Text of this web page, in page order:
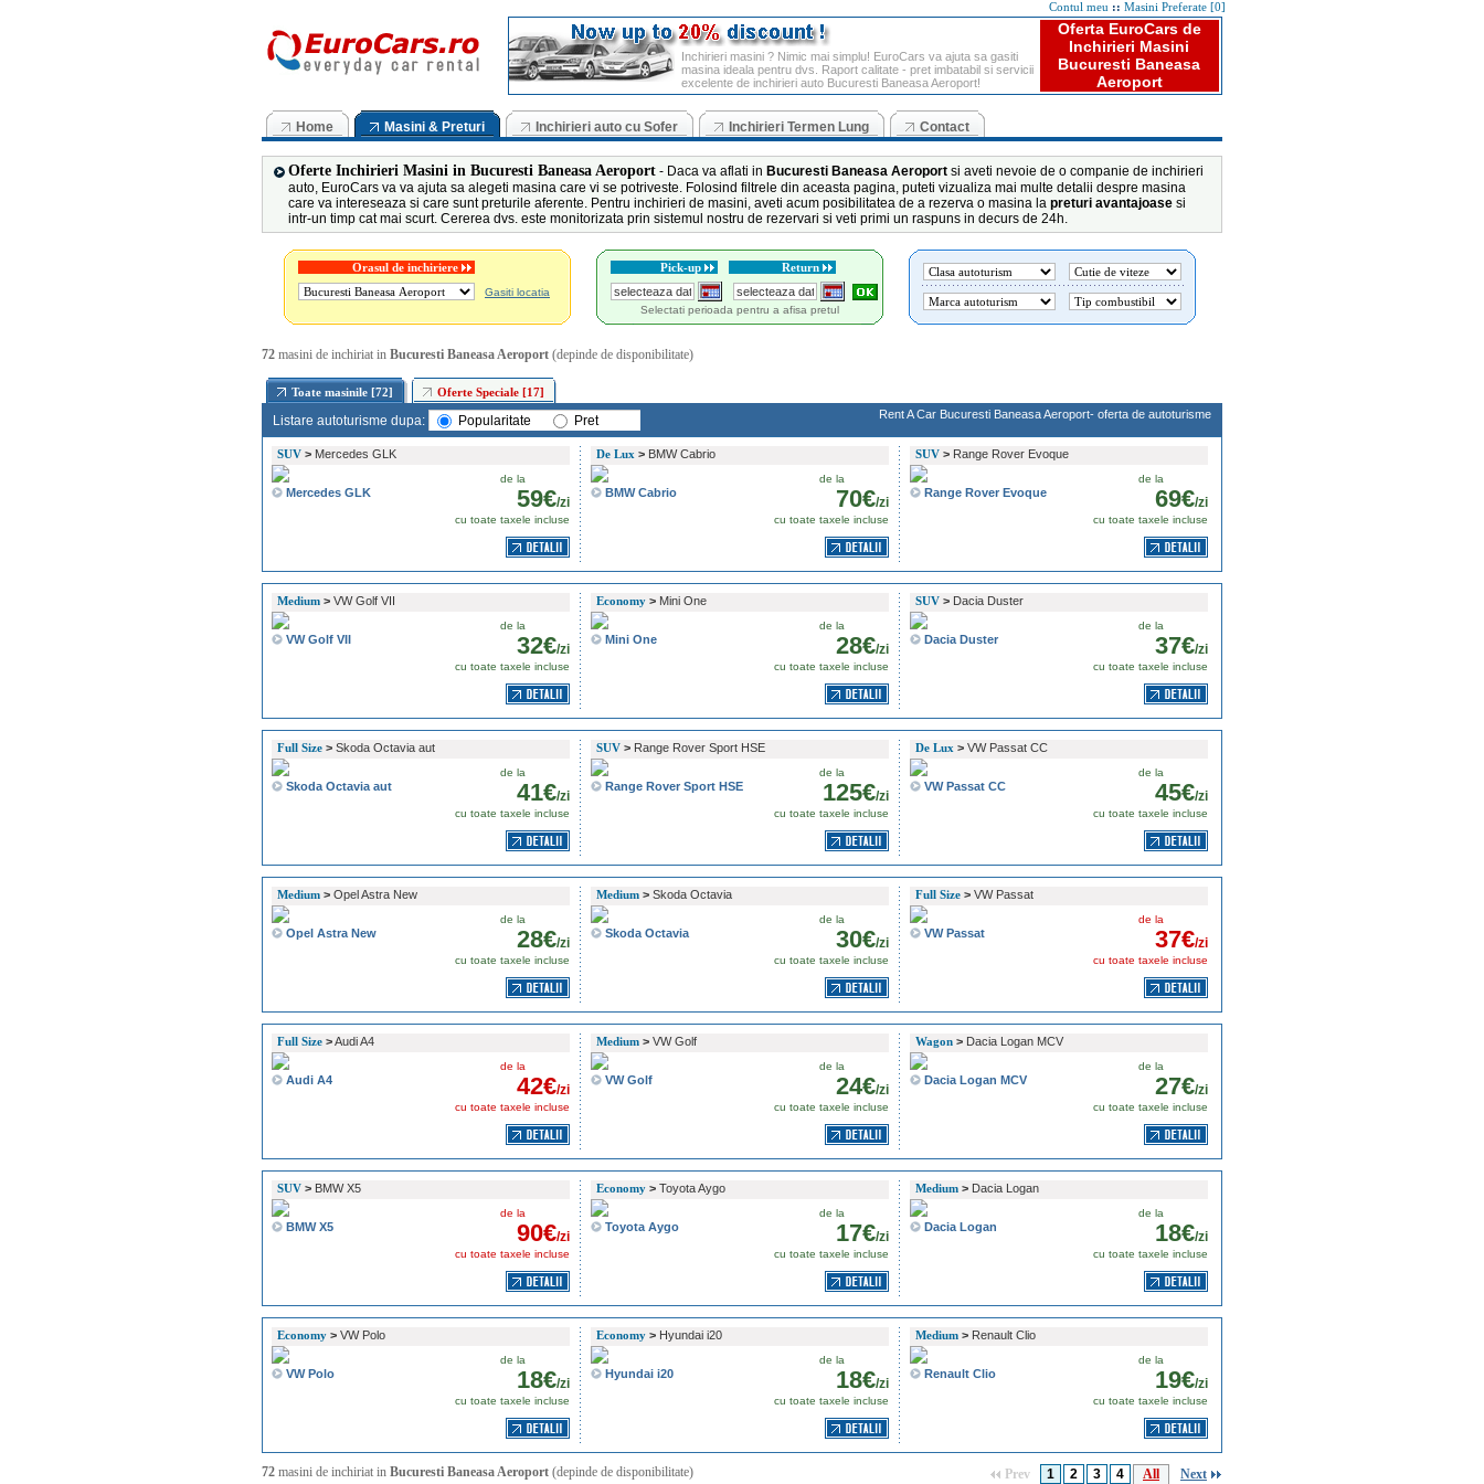
::
Oferta EuroCars de
Inchirieri Masini
Bucuresti Baneasa
Aeroport
Inchirieri masini ? Nimic mai simplu! EuroCars va ajuta sa gasiti
masina ideala pentru dvs. Raport calitate - pret imbatabil si servicii
excelente de inchirieri auto Bucuresti Baneasa Aeroport!
Home Masini & Preturi Inchirieri auto cu Sofer Inchirieri Termen Lung Contact
Oferte Inchirieri Masini in Bucuresti Baneasa Aeroport - Daca va aflati in Bucuresti Baneasa Aeroport si aveti nevoie de o companie de inchirieri
auto, EuroCars va va ajuta sa alegeti masina care vi se potriveste. Folosind filtrele din aceasta pagina, puteti vizualiza mai multe detalii despre masina
care va intereseaza si care sunt preturile aferente. Pentru inchirieri de masini, aveti acum posibilitatea de a rezerva o masina la preturi avantajoase si
intr-un timp cat mai scurt. Cererea dvs. este monitorizata prin sistemul nostru de rezervari si veti primi un raspuns in decurs de 24h.
Orasul de inchiriere
Gasiti locatia
Pick-up Return
Selectati perioada pentru a afisa pretul
72 masini de inchiriat in Bucuresti Baneasa Aeroport (depinde de disponibilitate)
Toate masinile [72] Oferte Speciale [17]
Listare autoturisme dupa: Popularitate Pret Rent A Car Bucuresti Baneasa Aeroport- oferta de autoturisme
SUV > Mercedes GLK
Mercedes GLK
de la
59€/zi
cu toate taxele incluse
De Lux > BMW Cabrio
BMW Cabrio
de la
70€/zi
cu toate taxele incluse
SUV > Range Rover Evoque
Range Rover Evoque
de la
69€/zi
cu toate taxele incluse
Medium > VW Golf VII
VW Golf VII
de la
32€/zi
cu toate taxele incluse
Economy > Mini One
Mini One
de la
28€/zi
cu toate taxele incluse
SUV > Dacia Duster
Dacia Duster
de la
37€/zi
cu toate taxele incluse
Full Size > Skoda Octavia aut
Skoda Octavia aut
de la
41€/zi
cu toate taxele incluse
SUV > Range Rover Sport HSE
Range Rover Sport HSE
de la
125€/zi
cu toate taxele incluse
De Lux > VW Passat CC
VW Passat CC
de la
45€/zi
cu toate taxele incluse
Medium > Opel Astra New
Opel Astra New
de la
28€/zi
cu toate taxele incluse
Medium > Skoda Octavia
Skoda Octavia
de la
30€/zi
cu toate taxele incluse
Full Size > VW Passat
VW Passat
de la
37€/zi
cu toate taxele incluse
Full Size >Audi A4
Audi A4
de la
42€/zi
cu toate taxele incluse
Medium > VW Golf
VW Golf
de la
24€/zi
cu toate taxele incluse
Wagon > Dacia Logan MCV
Dacia Logan MCV
de la
27€/zi
cu toate taxele incluse
SUV > BMW X5
BMW X5
de la
90€/zi
cu toate taxele incluse
Economy > Toyota Aygo
Toyota Aygo
de la
17€/zi
cu toate taxele incluse
Medium > Dacia Logan
Dacia Logan
de la
18€/zi
cu toate taxele incluse
Economy > VW Polo
VW Polo
de la
18€/zi
cu toate taxele incluse
Economy > Hyundai i20
Hyundai i20
de la
18€/zi
cu toate taxele incluse
Medium > Renault Clio
Renault Clio
de la
19€/zi
cu toate taxele incluse
72 masini de inchiriat in Bucuresti Baneasa Aeroport (depinde de disponibilitate) Prev 1 2 3 4 All Next